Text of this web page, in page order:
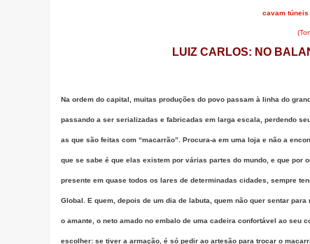
cavam túneis
LUIZ CARLOS: NO
Na ordem do capital, muitas produções do povo passam à linha do
passando a ser serializadas e fabricadas em larga escala, perdendo
as que são feitas com “macarrão”. Procura-a em uma loja e não a
que se sabe é que elas existem por várias partes do mundo, e que por
presente em quase todos os lares de determinadas cidades, sempre
Global. E quem, depois de um dia de labuta, quem não quer sentar
o amante, o neto amado no embalo de uma cadeira confortável ao seu
escolher: se tiver a armação, é só pedir ao artesão para trocar o